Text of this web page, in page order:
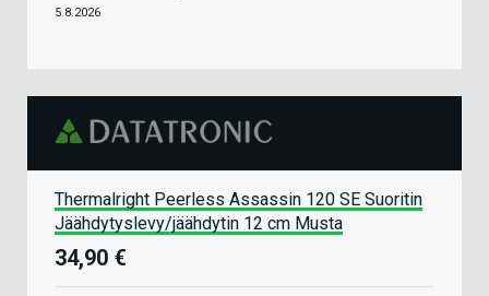
5.8.2026
Thermalright Peerless Assassin 120 SE Suoritin
Jäähdytyslevy/jäähdytin 12 cm Musta
34,90 €